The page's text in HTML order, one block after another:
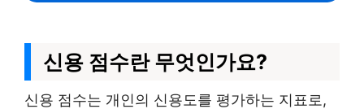
신용 점수란 무엇인가요?
신용 점수는 개인의 신용도를 평가하는 지표로,